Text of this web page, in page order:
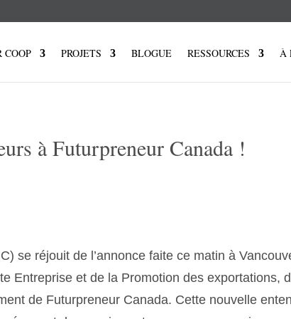
COOP PROJETS BLOGUE RESSOURCES À
à Futurpreneur Canada !
se réjouit de l’annonce faite ce matin à
Entreprise et de la Promotion des exportations,
de Futurpreneur Canada. Cette nouvelle